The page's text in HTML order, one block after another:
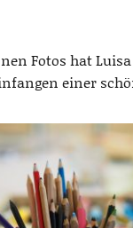
Fotos hat
einer